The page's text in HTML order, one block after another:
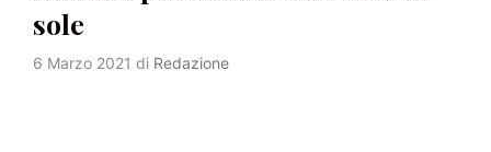
sole
6 Marzo 2021 di Redazione